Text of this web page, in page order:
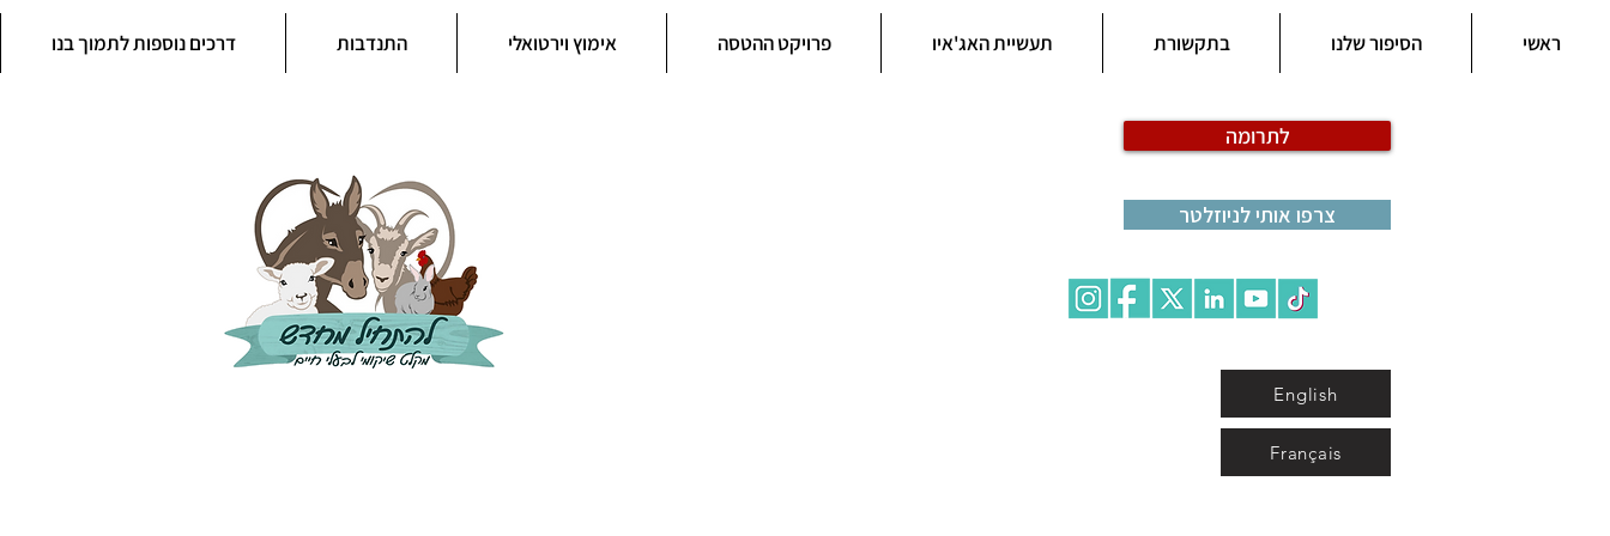
ראשי הסיפור שלנו בתקשורת תעשיית האג'איו פרויקט ההטסה אימוץ וירטואלי התנדבות דרכים נוספות לתמוך בנו
לתרומה
צרפו אותי לניוזלטר
English
Français